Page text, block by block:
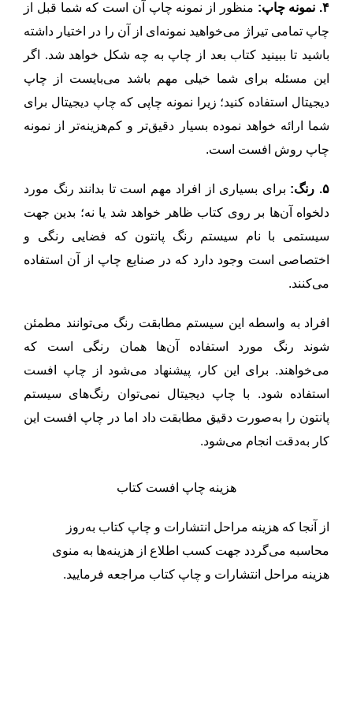
۴. نمونه چاپ:
منظور از نمونه چاپ آن است که شما قبل از
چاپ تمامی تیراژ می‌خواهید نمونه‌ای از آن را در اختیار داشته
باشید تا ببینید کتاب بعد از چاپ به چه شکل خواهد شد. اگر
این مسئله برای شما خیلی مهم باشد می‌بایست از چاپ
دیجیتال استفاده کنید؛ زیرا نمونه چاپی که چاپ دیجیتال برای
شما ارائه خواهد نموده بسیار دقیق‌تر و کم‌هزینه‌تر از نمونه
چاپ روش افست است.
۵. رنگ:
برای بسیاری از افراد مهم است تا بدانند رنگ مورد
دلخواه آن‌ها بر روی کتاب ظاهر خواهد شد یا نه؛ بدین جهت
سیستمی با نام سیستم رنگ پانتون که فضایی رنگی و
اختصاصی است وجود دارد که در صنایع چاپ از آن استفاده
می‌کنند.
افراد به واسطه این سیستم مطابقت رنگ می‌توانند مطمئن
شوند رنگ مورد استفاده آن‌ها همان رنگی است که
می‌خواهند. برای این کار، پیشنهاد می‌شود از چاپ افست
استفاده شود. با چاپ دیجیتال نمی‌توان رنگ‌های سیستم
پانتون را به‌صورت دقیق مطابقت داد اما در چاپ افست این
کار به‌دقت انجام می‌شود.
هزینه چاپ افست کتاب
از آنجا که هزینه‌ مراحل انتشارات و چاپ کتاب به‌روز
محاسبه می‌گردد جهت کسب اطلاع از هزینه‌ها به منوی
هزینه‌ مراحل انتشارات و چاپ کتاب مراجعه فرمایید.